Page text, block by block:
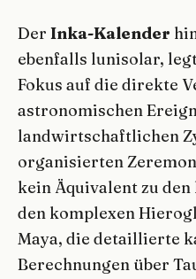
Der Inka-Kalender
ebenfalls lunisolar,
Fokus auf die direkte
astronomischen
landwirtschaftlichen
organisierten
kein Äquivalent zu
den komplexen
Maya, die detaillierte
Berechnungen über